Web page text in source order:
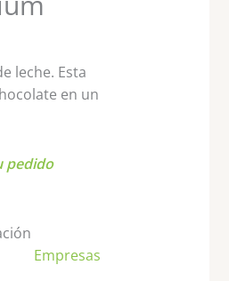
leche. Esta
en un
pedido
Empresas